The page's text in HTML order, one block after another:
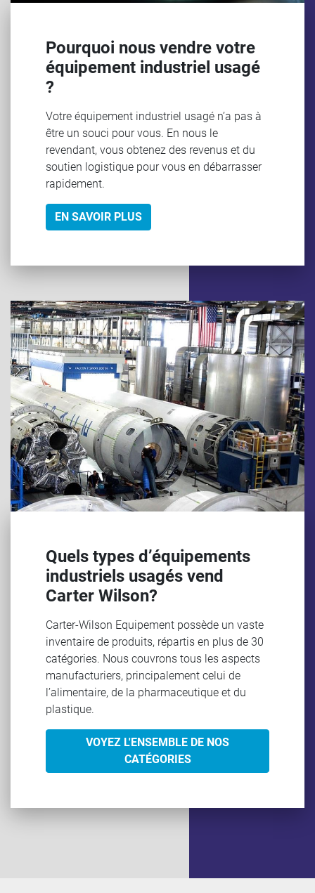
Pourquoi nous vendre votre
équipement industriel usagé
?
Votre équipement industriel usagé n’a pas à
être un souci pour vous. En nous le
revendant, vous obtenez des revenus et du
soutien logistique pour vous en débarrasser
rapidement.
EN SAVOIR PLUS
Quels types d’équipements
industriels usagés vend
Carter Wilson?
Carter-Wilson Equipement possède un vaste
inventaire de produits, répartis en plus de 30
catégories. Nous couvrons tous les aspects
manufacturiers, principalement celui de
l’alimentaire, de la pharmaceutique et du
plastique.
VOYEZ L'ENSEMBLE DE NOS
CATÉGORIES